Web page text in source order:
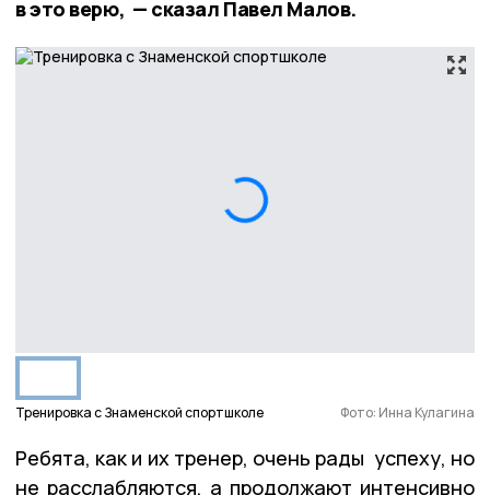
в это верю, — сказал Павел Малов.
Тренировка с Знаменской спортшколе Фото: Инна Кулагина
Ребята, как и их тренер, очень рады успеху, но
не расслабляются, а продолжают интенсивно